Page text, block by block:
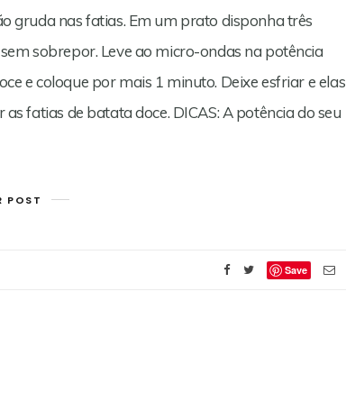
gruda nas fatias. Em um prato disponha três
sobrepor. Leve ao micro-ondas na potência
e coloque por mais 1 minuto. Deixe esfriar e elas
fatias de batata doce. DICAS: A potência do seu
POST
Save